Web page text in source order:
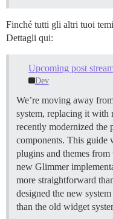
Finché tutti gli altri tuoi
Dettagli qui:
Dev
We’re moving away
system, replacing it with
recently modernized the
components. This
plugins and themes
new Glimmer
more straightforward
designed the new
than the old widget